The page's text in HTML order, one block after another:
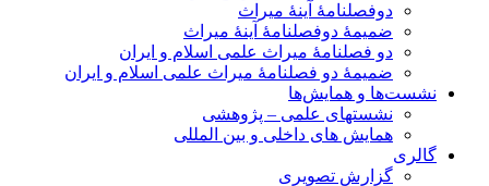
دوفصلنامۀ آینۀ میراث
ضمیمۀ دوفصلنامۀ آینۀ میراث
دو فصلنامۀ میراث علمی اسلام و ایران
ضمیمۀ دو فصلنامۀ میراث علمی اسلام و ایران
نشست‌ها و همایش‌ها
نشستهای علمی – پژوهشی
همایش های داخلی و بین المللی
گالری
گزارش تصویری